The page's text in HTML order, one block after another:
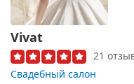
Vivat
21
Свадебный салон